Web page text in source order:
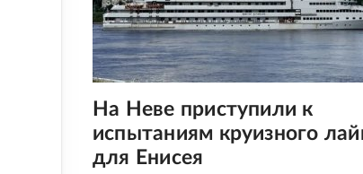
На Неве приступили к
испытаниям круизного
для Енисея